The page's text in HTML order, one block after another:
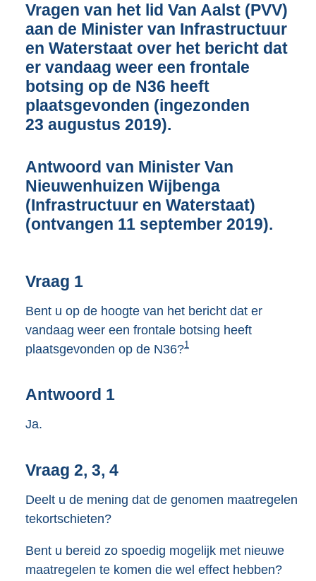
d
s
g
o
o
t
3
8
K
b
Vragen van het lid Van Aalst (PVV)
aan de Minister van Infrastructuur
en Waterstaat over het bericht dat
er vandaag weer een frontale
botsing op de N36 heeft
plaatsgevonden (ingezonden
23 augustus 2019).
Antwoord van Minister Van
Nieuwenhuizen Wijbenga
(Infrastructuur en Waterstaat)
(ontvangen 11 september 2019).
Vraag 1
Bent u op de hoogte van het bericht dat er
vandaag weer een frontale botsing heeft
plaatsgevonden op de N36?1
Antwoord 1
Ja.
Vraag 2, 3, 4
Deelt u de mening dat de genomen maatregelen
tekortschieten?
Bent u bereid zo spoedig mogelijk met nieuwe
maatregelen te komen die wel effect hebben?